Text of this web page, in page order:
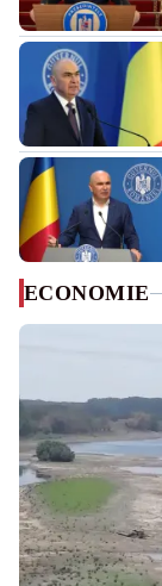
ECONOMIE